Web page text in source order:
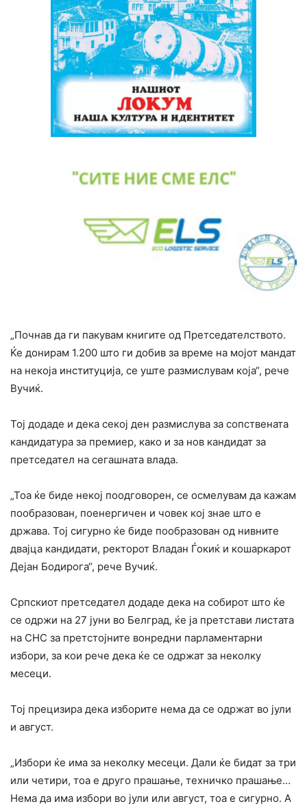
„Почнав да ги пакувам книгите од Претседателството.
Ќе донирам 1.200 што ги добив за време на мојот мандат
на некоја институција, се уште размислувам која“, рече
Вучиќ.
Тој додаде и дека секој ден размислува за сопствената
кандидатура за премиер, како и за нов кандидат за
претседател на сегашната влада.
„Тоа ќе биде некој поодговорен, се осмелувам да кажам
пообразован, поенергичен и човек кој знае што е
држава. Тој сигурно ќе биде пообразован од нивните
двајца кандидати, ректорот Владан Ѓокиќ и кошаркарот
Дејан Бодирога“, рече Вучиќ.
Српскиот претседател додаде дека на собирот што ќе
се одржи на 27 јуни во Белград, ќе ја претстави листата
на СНС за претстојните вонредни парламентарни
избори, за кои рече дека ќе се одржат за неколку
месеци.
Тој прецизира дека изборите нема да се одржат во јули
и август.
„Избори ќе има за неколку месеци. Дали ќе бидат за три
или четири, тоа е друго прашање, техничко прашање…
Нема да има избори во јули или август, тоа е сигурно. А